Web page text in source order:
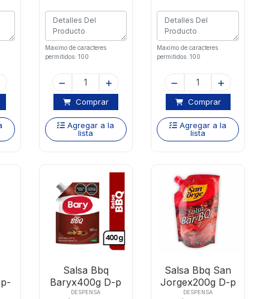
Maximo de caracteres
permitidos: 100
Comprar
Agregar a la
lista
Maximo de caracteres
permitidos: 100
Comprar
Agregar a la
lista
Salsa Bbq
Baryx400g D-p
Valvula
DESPENSA
Salsa Bbq San
Jorgex200g D-p
DESPENSA